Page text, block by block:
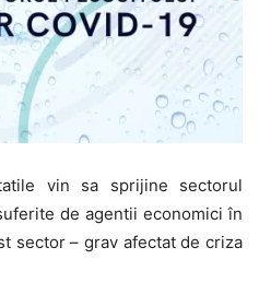
vin sa sprijine sectorul
de agentii economici în
sector – grav afectat de criza